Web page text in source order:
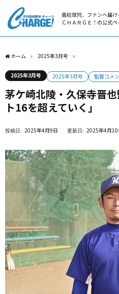
高校球児、ファンへ届
ＣＨＡＲＧＥ！の公式ペ
ホーム 2025年3月号
2025年3月号 2025年3月号 監督コメ
茅ケ崎北陵・久保寺晋
ト16を超えていく」
2025年4月9日 2025年4月10